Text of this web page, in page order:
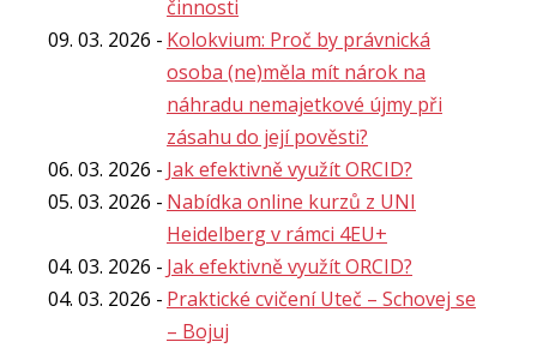
činnosti
09. 03. 2026
Kolokvium: Proč by právnická
osoba (ne)měla mít nárok na
náhradu nemajetkové újmy při
zásahu do její pověsti?
06. 03. 2026
Jak efektivně využít ORCID?
05. 03. 2026
Nabídka online kurzů z UNI
Heidelberg v rámci 4EU+
04. 03. 2026
Jak efektivně využít ORCID?
04. 03. 2026
Praktické cvičení Uteč – Schovej se
– Bojuj